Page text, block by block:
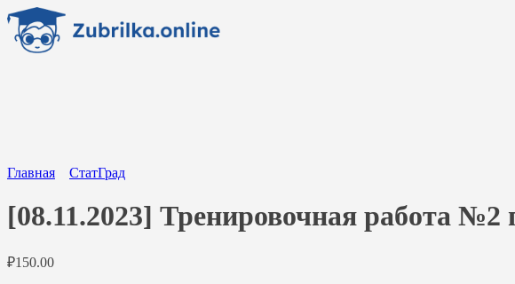
Перейти
содержанию
Главная СтатГрад
[08.11.2023] Тренировочная работа №2
₽150.00